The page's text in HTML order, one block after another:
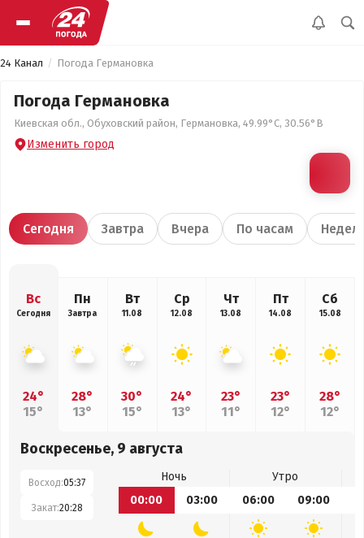
24 Канал Погода Германовка
Погода Германовка
Киевская обл., Обуховский район, Германовка, 49.99°С, 30.56°В
Изменить город
Сегодня Завтра Вчера По часам
Вс
Сегодня
24°
15°
Пн
Завтра
28°
13°
Вт
11.08
30°
15°
Ср
12.08
24°
13°
Чт
13.08
23°
11°
Пт
14.08
23°
12°
Сб
15.08
28°
12°
Воскресенье, 9 августа
Восход:05:37
Закат:20:28
Ночь
Утро
00:00
03:00 06:00 09:00